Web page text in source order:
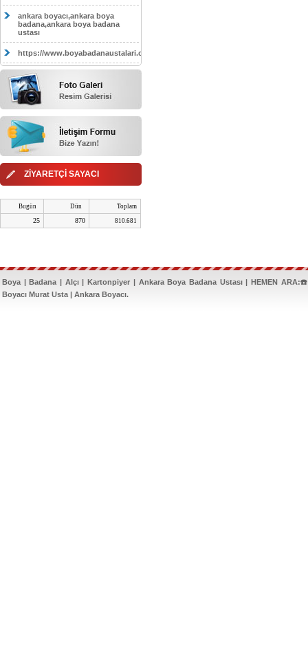
ankara boyacı,ankara boya
badana,ankara boya badana
ustası
https://www.boyabadanaustalari.com/
ZİYARETÇİ SAYACI
Bugün Dün Toplam
25 870 810.681
Boya | Badana | Alçı | Kartonpiyer | Ankara Boya Badana Ustası | HEMEN
Boyacı Murat Usta | Ankara Boyacı.